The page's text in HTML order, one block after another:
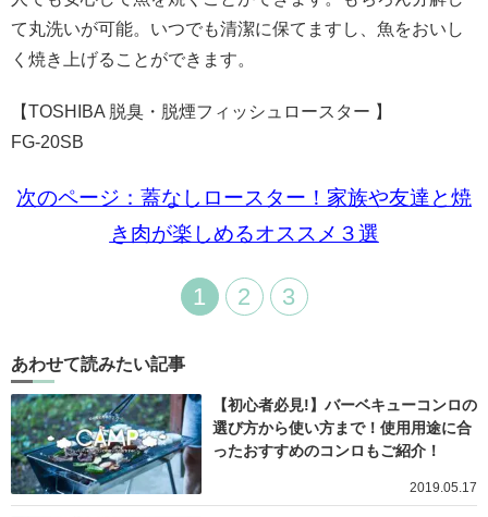
て丸洗いが可能。いつでも清潔に保てますし、魚をおいし
く焼き上げることができます。
【TOSHIBA 脱臭・脱煙フィッシュロースター 】
FG-20SB
次のページ：蓋なしロースター！家族や友達と焼
き肉が楽しめるオススメ３選
1 2 3
あわせて読みたい記事
【初心者必見!】バーベキューコンロの
選び方から使い方まで！使用用途に合
ったおすすめのコンロもご紹介！
2019.05.17